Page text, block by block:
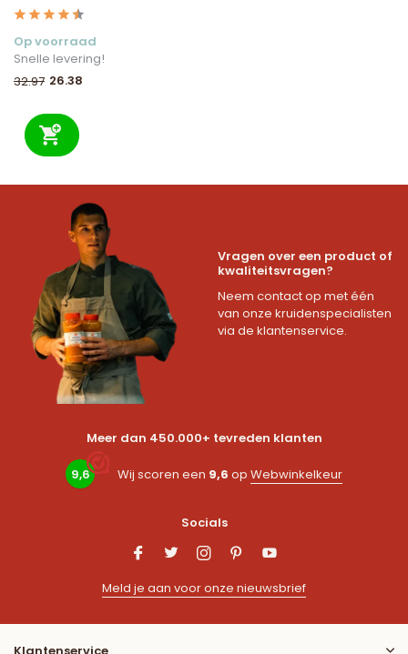
Op voorraad
Snelle levering!
32.97 26.38
Vragen over een product of
kwaliteitsvragen?
Neem contact op met één
van onze kruidenspecialisten
via de klantenservice.
Meer dan 450.000+ tevreden klanten
9,6 Wij scoren een 9,6 op Webwinkelkeur
Socials
Meld je aan voor onze nieuwsbrief